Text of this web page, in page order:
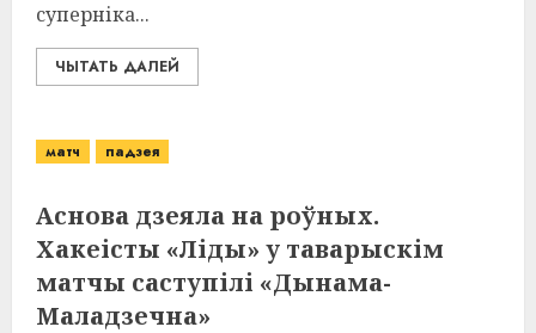
суперніка...
ЧЫТАТЬ ДАЛЕЙ
матч падзея
Аснова дзеяла на роўных.
Хакеісты «Ліды» у таварыскім
матчы саступілі «Дынама-
Маладзечна»